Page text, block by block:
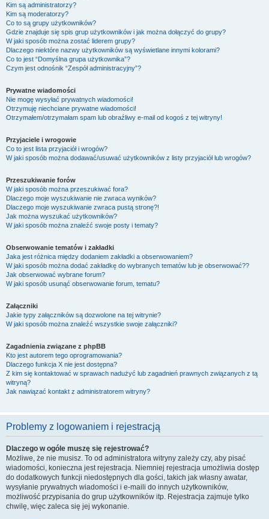
Kim są administratorzy?
Kim są moderatorzy?
Co to są grupy użytkowników?
Gdzie znajduje się spis grup użytkowników i jak można dołączyć do grupy?
W jaki sposób można zostać liderem grupy?
Dlaczego niektóre nazwy użytkowników są wyświetlane innymi kolorami?
Co to jest “Domyślna grupa użytkownika”?
Czym jest odnośnik “Zespół administracyjny”?
Prywatne wiadomości
Nie mogę wysyłać prywatnych wiadomości!
Otrzymuję niechciane prywatne wiadomości!
Otrzymałem/otrzymałam spam lub obraźliwy e-mail od kogoś z tej witryny!
Przyjaciele i wrogowie
Co to jest lista przyjaciół i wrogów?
W jaki sposób można dodawać/usuwać użytkowników z listy przyjaciół lub wrogów?
Przeszukiwanie forów
W jaki sposób można przeszukiwać fora?
Dlaczego moje wyszukiwanie nie zwraca wyników?
Dlaczego moje wyszukiwanie zwraca pustą stronę?!
Jak można wyszukać użytkowników?
W jaki sposób można znaleźć swoje posty i tematy?
Obserwowanie tematów i zakładki
Jaka jest różnica między dodaniem zakładki a obserwowaniem?
W jaki sposób można dodać zakładkę do wybranych tematów lub je obserwować??
Jak obserwować wybrane forum?
W jaki sposób usunąć obserwowanie forum, tematu?
Załączniki
Jakie typy załączników są dozwolone na tej witrynie?
W jaki sposób można znaleźć wszystkie swoje załączniki?
Zagadnienia związane z phpBB
Kto jest autorem tego oprogramowania?
Dlaczego funkcja X nie jest dostępna?
Z kim się kontaktować w sprawach nadużyć lub zagadnień prawnych związanych z tą
witryną?
Jak nawiązać kontakt z administratorem witryny?
Problemy z logowaniem i rejestracją
Dlaczego w ogóle muszę się rejestrować?
Możliwe, że nie musisz. To od administratora witryny zależy czy, aby pisać
wiadomości, konieczna jest rejestracja. Niemniej rejestracja umożliwia dostęp
do dodatkowych funkcji niedostępnych dla gości, takich jak własny awatar,
wysyłanie prywatnych wiadomości i e-maili do innych użytkowników,
możliwość przypisania do grup użytkowników itp. Rejestracja zajmuje tylko
chwilę, więc zaleca się jej wykonanie.